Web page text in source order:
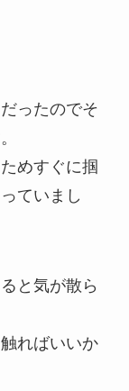
ったのでそ
めすぐに掴
ていまし
と気が散ら
ればいいか